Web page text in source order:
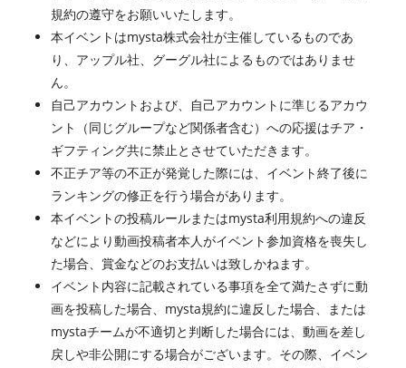
規約の遵守をお願いいたします。
本イベントはmysta株式会社が主催しているものであ
り、アップル社、グーグル社によるものではありませ
ん。
自己アカウントおよび、自己アカウントに準じるアカウ
ント（同じグループなど関係者含む）への応援はチア・
ギフティング共に禁止とさせていただきます。
不正チア等の不正が発覚した際には、イベント終了後に
ランキングの修正を行う場合があります。
本イベントの投稿ルールまたはmysta利用規約への違反
などにより動画投稿者本人がイベント参加資格を喪失し
た場合、賞金などのお支払いは致しかねます。
イベント内容に記載されている事項を全て満たさずに動
画を投稿した場合、mysta規約に違反した場合、または
mystaチームが不適切と判断した場合には、動画を差し
戻しや非公開にする場合がございます。その際、イベン